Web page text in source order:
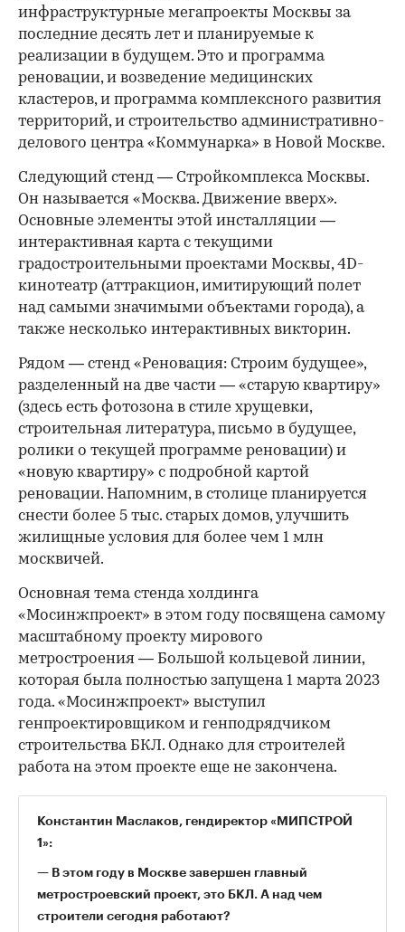
инфраструктурные мегапроекты Москвы за
последние десять лет и планируемые к
реализации в будущем. Это и программа
реновации, и возведение медицинских
кластеров, и программа комплексного развития
территорий, и строительство административно-
делового центра «Коммунарка» в Новой Москве.
Следующий стенд — Стройкомплекса Москвы.
Он называется «Москва. Движение вверх».
Основные элементы этой инсталляции —
интерактивная карта с текущими
градостроительными проектами Москвы, 4D-
кинотеатр (аттракцион, имитирующий полет
над самыми значимыми объектами города), а
также несколько интерактивных викторин.
Рядом — стенд «Реновация: Строим будущее»,
разделенный на две части — «старую квартиру»
(здесь есть фотозона в стиле хрущевки,
строительная литература, письмо в будущее,
ролики о текущей программе реновации) и
«новую квартиру» с подробной картой
реновации. Напомним, в столице планируется
снести более 5 тыс. старых домов, улучшить
жилищные условия для более чем 1 млн
москвичей.
Основная тема стенда холдинга
«Мосинжпроект» в этом году посвящена самому
масштабному проекту мирового
метростроения — Большой кольцевой линии,
которая была полностью запущена 1 марта 2023
года. «Мосинжпроект» выступил
генпроектировщиком и генподрядчиком
строительства БКЛ. Однако для строителей
работа на этом проекте еще не закончена.
Константин Маслаков, гендиректор «МИПСТРОЙ
1»:
— В этом году в Москве завершен главный
метростроевский проект, это БКЛ. А над чем
строители сегодня работают?